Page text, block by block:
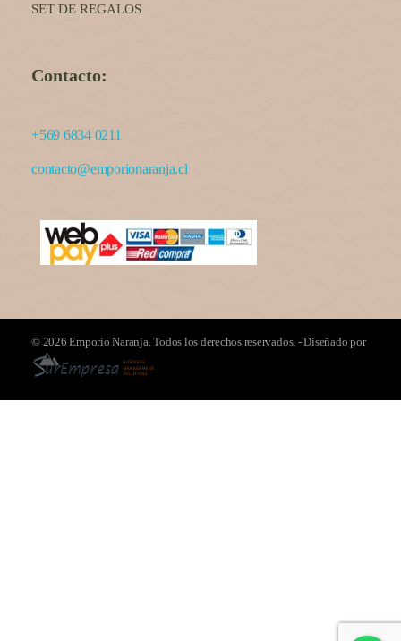
SET DE REGALOS
Contacto:
+569 6834 0211
contacto@emporionaranja.cl
© 2026 Emporio Naranja. Todos los derechos reservados. - Diseñado por